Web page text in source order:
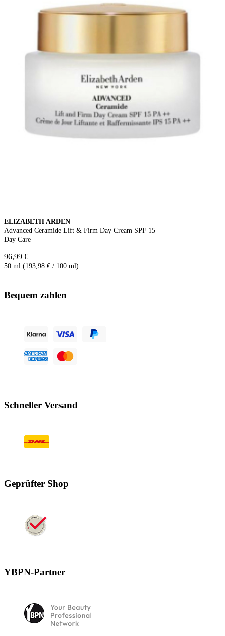
ELIZABETH ARDEN
Advanced Ceramide Lift & Firm Day Cream SPF 15
Day Care
96,99 €
50 ml (193,98 € / 100 ml)
Bequem zahlen
Schneller Versand
Geprüfter Shop
YBPN-Partner